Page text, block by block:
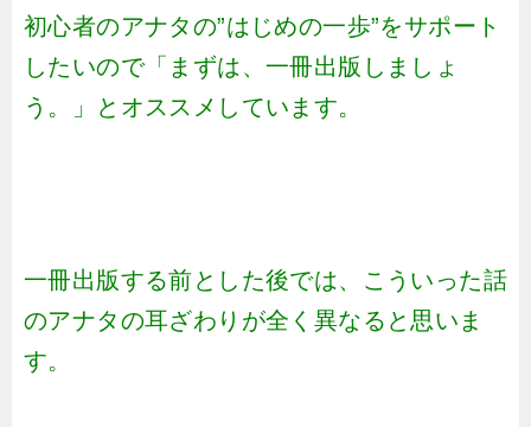
初心者のアナタの”はじめの一歩”をサポート
したいので「まずは、一冊出版しましょ
う。」とオススメしています。
一冊出版する前とした後では、こういった話
のアナタの耳ざわりが全く異なると思いま
す。